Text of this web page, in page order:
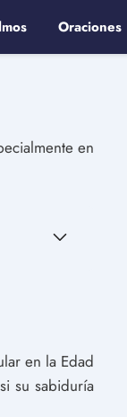
Oraciones
en
en la Edad
su sabiduría